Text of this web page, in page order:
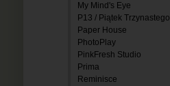
My Mind's Eye
P13 / Piątek Trzynastego
Paper House
PhotoPlay
PinkFresh Studio
Prima
Reminisce